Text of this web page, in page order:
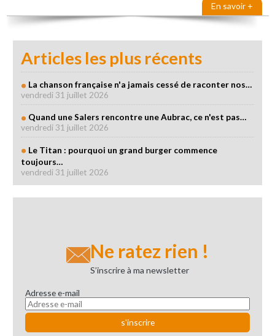
En savoir +
Articles les plus récents
La chanson française n'a jamais cessé de raconter nos…
vendredi 31 juillet 2026
Quand une Salers rencontre une Aubrac, ce n'est pas…
vendredi 31 juillet 2026
Le Titan : pourquoi un grand burger commence
toujours…
vendredi 31 juillet 2026
Ne ratez rien !
S’inscrire à ma newsletter
Adresse e-mail